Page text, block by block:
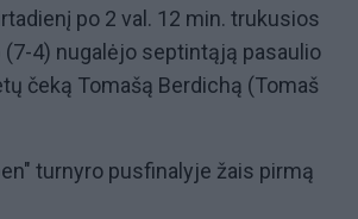
po 2 val. 12 min. trukusios
(7-4) nugalėjo septintąją pasaulio
čeką Tomašą Berdichą (Tomaš
turnyro pusfinalyje žais pirmą